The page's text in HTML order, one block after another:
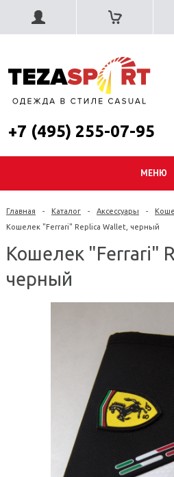
+7 (495) 255-07-95
МЕНЮ
Главная - Каталог - Аксессуары -
Кошелек "Ferrari" Replica Wallet, черный
Кошелек "Ferrari"
черный